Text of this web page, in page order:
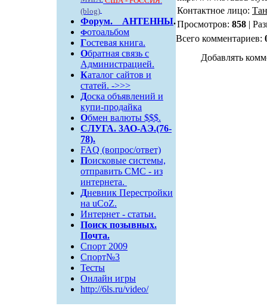
(blog)
Форум. АНТЕННЫ.
Фотоальбом
Гостевая книга.
Обратная связь c
Администрацией.
Каталог сайтов и
статей. ->>>
Доска объявлений и
купи-продайка
Обмен валюты $$$.
СЛУГА. 3АО-АЭ.(76-
78).
FAQ (вопрос/ответ)
Поисковые системы,
отправить СМС - из
интернета.
Дневник Перестройки
на uCoZ.
Интернет - статьи.
Поиск позывных.
Почта.
Спорт 2009
Спорт№3
Тесты
Онлайн игры
http://6ls.ru/video/
Контактное лицо:
Просмотров: 858|
Всего комментариев:
Добавлять